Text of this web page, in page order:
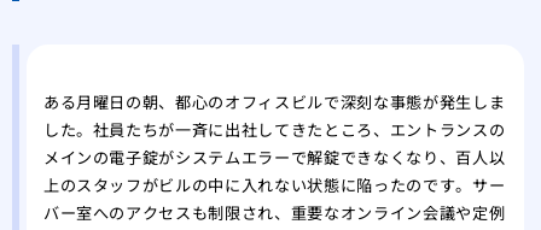
場
カ
る
経
リ
ある月曜日の朝、都心のオフィスビルで深刻な事態が発生しま
した。社員たちが一斉に出社してきたところ、エントランスの
メインの電子錠がシステムエラーで解錠できなくなり、百人以
上のスタッフがビルの中に入れない状態に陥ったのです。サー
バー室へのアクセスも制限され、重要なオンライン会議や定例